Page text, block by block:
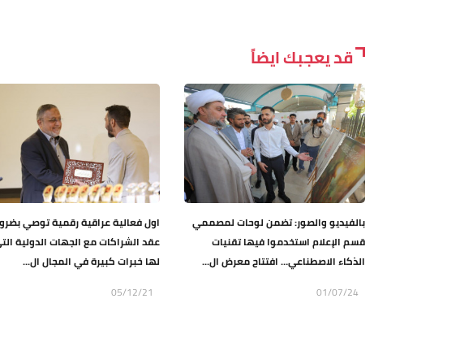
قد يعجبك ايضاً
بالفيديو والصور: تضمن لوحات لمصممي
قسم الإعلام استخدموا فيها تقنيات
الذكاء الاصطناعي… افتتاح معرض ال...
01/07/24
اول فعالية عراقية رقمية توصي
عقد الشراكات مع الجهات الدولية
لها خبرات كبيرة في المجال ال...
05/12/21